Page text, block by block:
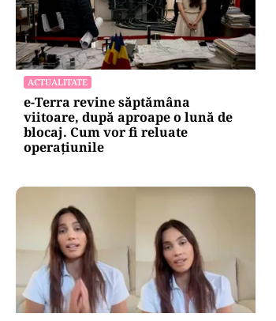
ACTUALITATE
e-Terra revine săptămâna
viitoare, după aproape o lună de
blocaj. Cum vor fi reluate
operațiunile